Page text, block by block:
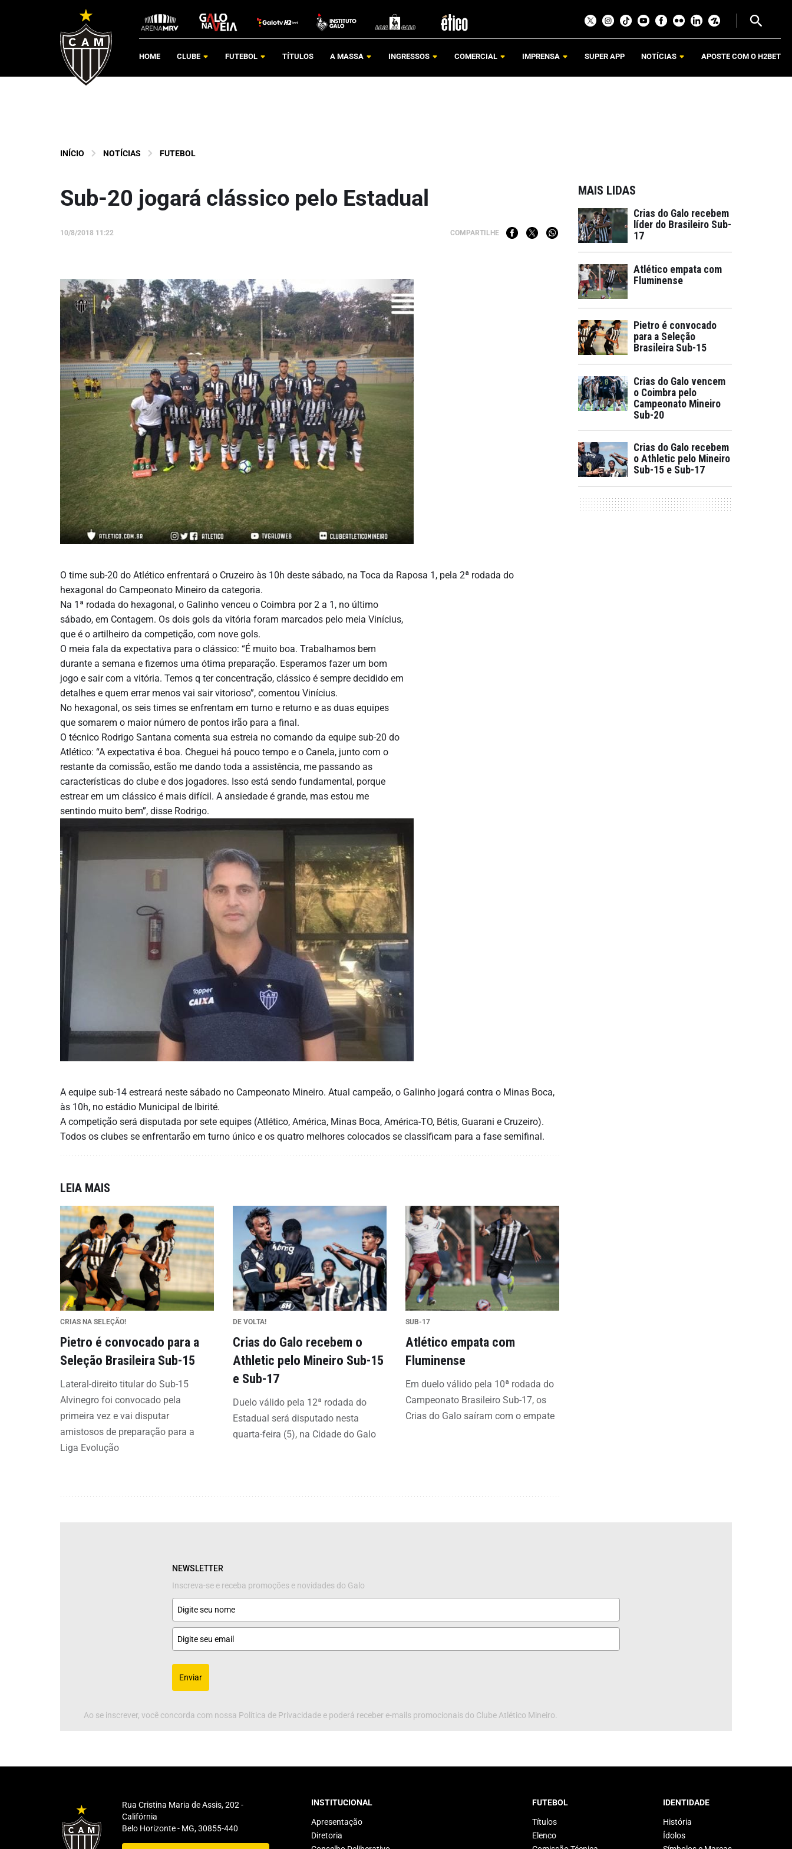
HOME CLUBE FUTEBOL TÍTULOS A MASSA INGRESSOS COMERCIAL IMPRENSA SUPER APP NOTÍCIAS APOSTE COM O H2BET
INÍCIO NOTÍCIAS FUTEBOL
Sub-20 jogará clássico pelo Estadual
10/8/2018 11:22 COMPARTILHE
O time sub-20 do Atlético enfrentará o Cruzeiro às 10h deste sábado, na Toca da Raposa 1, pela 2ª rodada do
hexagonal do Campeonato Mineiro da categoria.
Na 1ª rodada do hexagonal, o Galinho venceu o Coimbra por 2 a 1, no último
sábado, em Contagem. Os dois gols da vitória foram marcados pelo meia Vinícius,
que é o artilheiro da competição, com nove gols.
O meia fala da expectativa para o clássico: “É muito boa. Trabalhamos bem
durante a semana e fizemos uma ótima preparação. Esperamos fazer um bom
jogo e sair com a vitória. Temos q ter concentração, clássico é sempre decidido em
detalhes e quem errar menos vai sair vitorioso”, comentou Vinícius.
No hexagonal, os seis times se enfrentam em turno e returno e as duas equipes
que somarem o maior número de pontos irão para a final.
O técnico Rodrigo Santana comenta sua estreia no comando da equipe sub-20 do
Atlético: “A expectativa é boa. Cheguei há pouco tempo e o Canela, junto com o
restante da comissão, estão me dando toda a assistência, me passando as
características do clube e dos jogadores. Isso está sendo fundamental, porque
estrear em um clássico é mais difícil. A ansiedade é grande, mas estou me
sentindo muito bem”, disse Rodrigo.
A equipe sub-14 estreará neste sábado no Campeonato Mineiro. Atual campeão, o Galinho jogará contra o Minas Boca,
às 10h, no estádio Municipal de Ibirité.
A competição será disputada por sete equipes (Atlético, América, Minas Boca, América-TO, Bétis, Guarani e Cruzeiro).
Todos os clubes se enfrentarão em turno único e os quatro melhores colocados se classificam para a fase semifinal.
LEIA MAIS
CRIAS NA SELEÇÃO!
Pietro é convocado para a
Seleção Brasileira Sub-15
Lateral-direito titular do Sub-15
Alvinegro foi convocado pela
primeira vez e vai disputar
amistosos de preparação para a
Liga Evolução
DE VOLTA!
Crias do Galo recebem o
Athletic pelo Mineiro Sub-15
e Sub-17
Duelo válido pela 12ª rodada do
Estadual será disputado nesta
quarta-feira (5), na Cidade do Galo
SUB-17
Atlético empata com
Fluminense
Em duelo válido pela 10ª rodada do
Campeonato Brasileiro Sub-17, os
Crias do Galo saíram com o empate
MAIS LIDAS
Crias do Galo recebem
líder do Brasileiro Sub-
17
Atlético empata com
Fluminense
Pietro é convocado
para a Seleção
Brasileira Sub-15
Crias do Galo vencem
o Coimbra pelo
Campeonato Mineiro
Sub-20
Crias do Galo recebem
o Athletic pelo Mineiro
Sub-15 e Sub-17
NEWSLETTER
Inscreva-se e receba promoções e novidades do Galo
Enviar
Ao se inscrever, você concorda com nossa Política de Privacidade e poderá receber e-mails promocionais do Clube Atlético Mineiro.
Rua Cristina Maria de Assis, 202 -
Califórnia
Belo Horizonte - MG, 30855-440
INSTITUCIONAL
Apresentação
Diretoria
FUTEBOL
Títulos
Elenco
IDENTIDADE
História
Ídolos